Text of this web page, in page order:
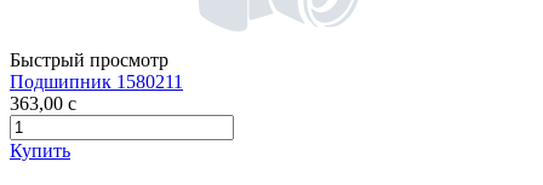
Быстрый просмотр
Подшипник 1580211
363,00 c
Купить